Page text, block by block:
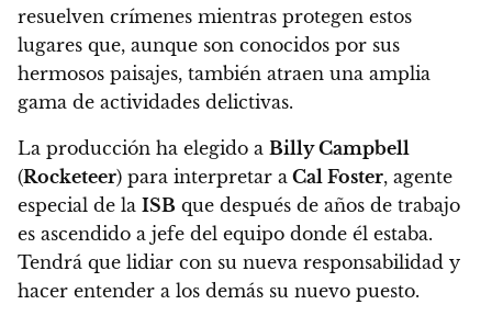
resuelven crímenes mientras protegen estos
lugares que, aunque son conocidos por sus
hermosos paisajes, también atraen una amplia
gama de actividades delictivas.
La producción ha elegido a Billy Campbell
(Rocketeer) para interpretar a Cal Foster, agente
especial de la ISB que después de años de trabajo
es ascendido a jefe del equipo donde él estaba.
Tendrá que lidiar con su nueva responsabilidad y
hacer entender a los demás su nuevo puesto.